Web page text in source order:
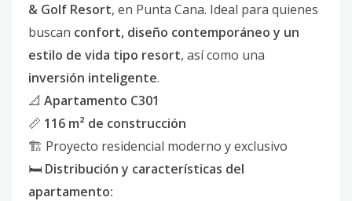
& Golf Resort, en Punta Cana. Ideal para quienes
buscan confort, diseño contemporáneo y un
estilo de vida tipo resort, así como una
inversión inteligente.
📐 Apartamento C301
📏 116 m² de construcción
🏗 Proyecto residencial moderno y exclusivo
🛏 Distribución y características del
apartamento: